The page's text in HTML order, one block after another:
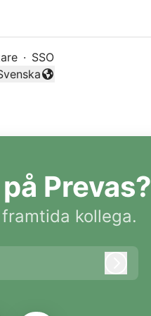
· SSO
språk
Prevas?
kollega.